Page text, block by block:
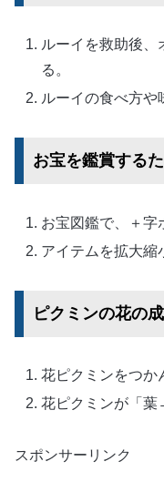
ルーイを救助後、
る。
ルーイの食べ方や
お宝を鑑賞する
お宝図鑑で、＋字
アイテムを拡大縮
ピクミンの花の
花ピクミンをつか
花ピクミンが「
スポンサーリンク